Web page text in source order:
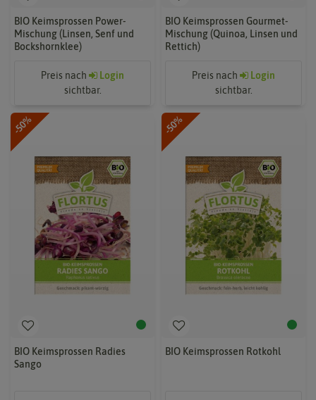
BIO Keimsprossen Power-
Mischung (Linsen, Senf und
Bockshornklee)
Preis nach
Login
sichtbar.
BIO Keimsprossen Gourmet-
Mischung (Quinoa, Linsen und
Rettich)
Preis nach
Login
sichtbar.
-50%
BIO Keimsprossen Radies
Sango
-50%
BIO Keimsprossen Rotkohl